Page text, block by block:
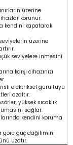
üzerine
korunur.
kendini kapatarak
üzerine
seviyelere inmesini
karşı cihazınızı
elektriksel gürültüyü
azaltır.
yüksek sıcaklık
sağlar.
kendini koruma
güç dağılımını
uzatır.